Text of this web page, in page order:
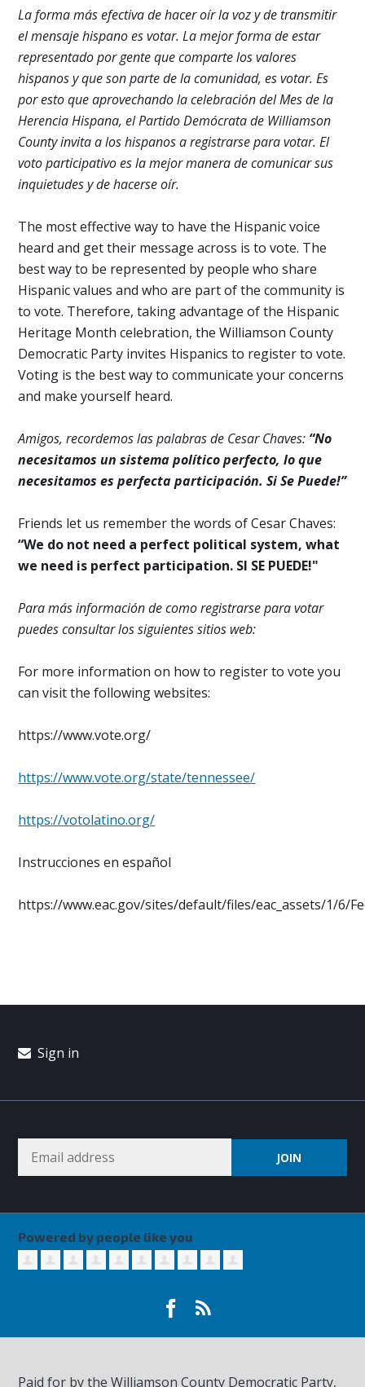
La forma más efectiva de hacer oír la voz y de transmitir
el mensaje hispano es votar. La mejor forma de estar
representado por gente que comparte los valores
hispanos y que son parte de la comunidad, es votar. Es
por esto que aprovechando la celebración del Mes de la
Herencia Hispana, el Partido Demócrata de Williamson
County invita a los hispanos a registrarse para votar. El
voto participativo es la mejor manera de comunicar sus
inquietudes y de hacerse oír.
The most effective way to have the Hispanic voice
heard and get their message across is to vote. The
best way to be represented by people who share
Hispanic values ​​and who are part of the community is
to vote. Therefore, taking advantage of the Hispanic
Heritage Month celebration, the Williamson County
Democratic Party invites Hispanics to register to vote.
Voting is the best way to communicate your concerns
and make yourself heard.
Amigos, recordemos las palabras de Cesar Chaves: “No
necesitamos un sistema político perfecto, lo que
necesitamos es perfecta participación. Si Se Puede!”
Friends let us remember the words of Cesar Chaves:
“We do not need a perfect political system, what
we need is perfect participation. SI SE PUEDE!"
Para más información de como registrarse para votar
puedes consultar los siguientes sitios web:
For more information on how to register to vote you
can visit the following websites:
https://www.vote.org/
https://www.vote.org/state/tennessee/
https://votolatino.org/
Instrucciones en español
https://www.eac.gov/sites/default/files/eac_assets/1/6/
Sign in
Powered by people like you
Paid for by the Williamson County Democratic Party,